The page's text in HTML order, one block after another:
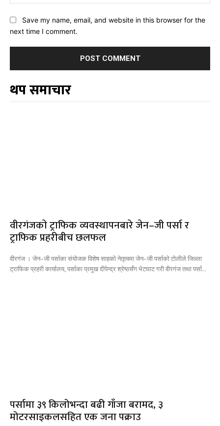
Save my name, email, and website in this browser for the
next time I comment.
थप समाचार
वीरगंजकाे ट्राफिक व्यवस्थापनबारे जेन–जी पर्सा र
ट्राफिक प्रहरीबीच छलफल
वीरगंज । जेन–जी पर्साका संयोजक विशेष साहको नेतृत्वमा जेन–जी पर्साको टोलीले जिल्ला
ट्राफिक प्रहरी कार्यालय, पर्साका प्रमुख दीपेन्द्र श्रेष्ठसँग भेटघाट गरी वीरगंज तथा पर्सा...
पर्सामा ३९ किलोभन्दा बढी गाँजा बरामद, ३
मोटरसाइकलसहित एक जना पक्राउ